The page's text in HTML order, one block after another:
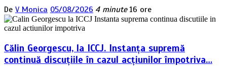
De V Monica 05/08/2026 4 minute 16 ore
Călin Georgescu, la ICCJ. Instanța supremă
continuă discuțiile în cazul acțiunilor împotriva…